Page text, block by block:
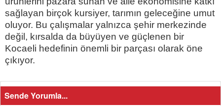
sağlayan birçok kursiyer, tarımın geleceğine umut
oluyor. Bu çalışmalar yalnızca şehir merkezinde
değil, kırsalda da büyüyen ve güçlenen bir
Kocaeli hedefinin önemli bir parçası olarak öne
çıkıyor.
Sende Yorumla...